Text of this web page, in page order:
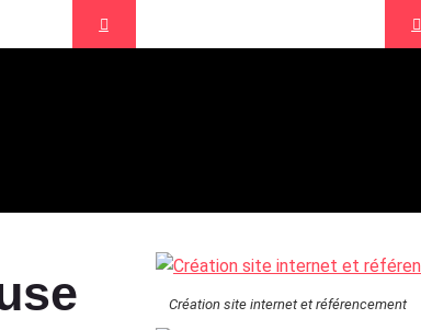
Vitrolles
Création site internet et référencement